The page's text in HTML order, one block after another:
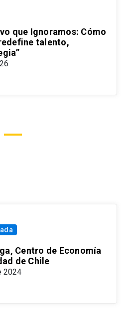
que Ignoramos: Cómo
talento,
Centro de Economía
de Chile
2024